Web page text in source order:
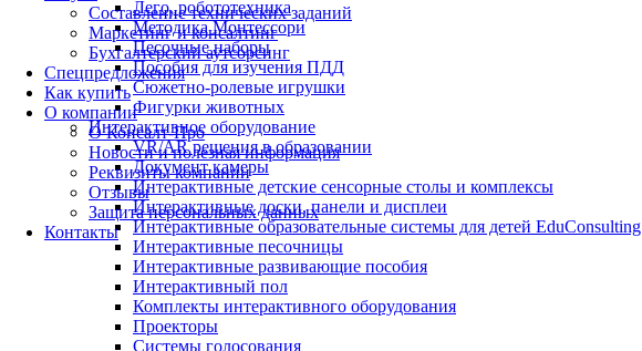
Составление технических заданий
Маркетинг и консалтинг
Бухгалтерский аутсорсинг
Спецпредложения
Как купить
О компании
О Консалт-Про
Новости и полезная информация
Реквизиты компании
Отзывы
Защита персональных данных
Контакты
Лего, робототехника
Методика Монтессори
Песочные наборы
Пособия для изучения ПДД
Сюжетно-ролевые игрушки
Фигурки животных
Интерактивное оборудование
VR/AR решения в образовании
Документ камеры
Интерактивные детские сенсорные столы и комплексы
Интерактивные доски, панели и дисплеи
Интерактивные образовательные системы для детей EduConsulting
Интерактивные песочницы
Интерактивные развивающие пособия
Интерактивный пол
Комплекты интерактивного оборудования
Проекторы
Системы голосования